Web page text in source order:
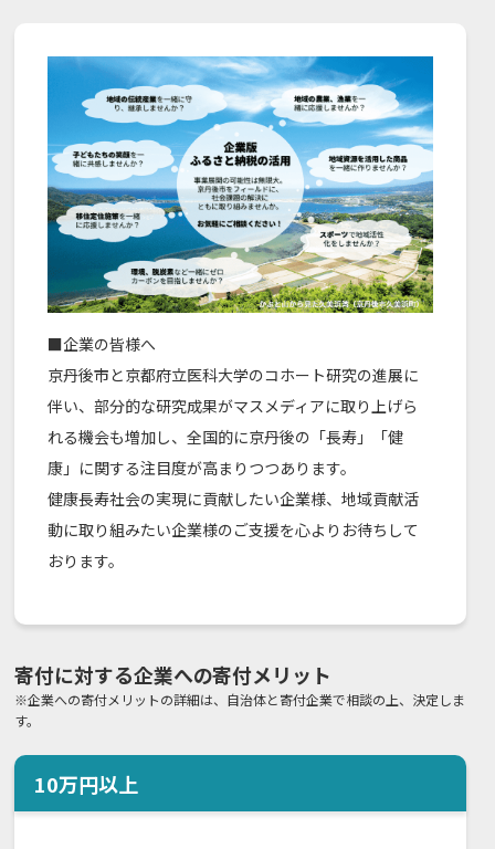
■企業の皆様へ
京丹後市と京都府立医科大学のコホート研究の進展に
伴い、部分的な研究成果がマスメディアに取り上げら
れる機会も増加し、全国的に京丹後の「長寿」「健
康」に関する注目度が高まりつつあります。
健康長寿社会の実現に貢献したい企業様、地域貢献活
動に取り組みたい企業様のご支援を心よりお待ちして
おります。
寄付に対する企業への寄付メリット
※企業への寄付メリットの詳細は、自治体と寄付企業で相談の上、決定しま
す。
10万円以上